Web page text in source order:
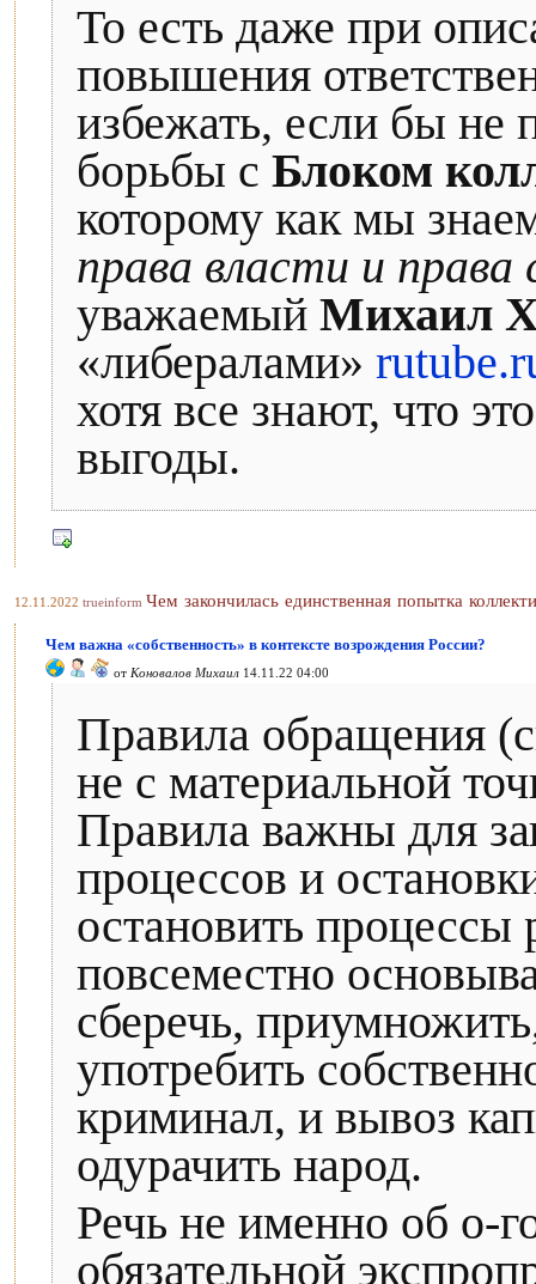
То есть даже при
повышения
избежать, если бы не
борьбы с Блоком
которому как мы
права власти и
уважаемый Михаил
«либералами»
хотя все знают, что
выгоды.
12.11.2022 trueinform Чем закончилась единственная попытка
Чем важна «собственность» в контексте возрождения России?
от Коновалов Михаил 14.11.22 04:00
Правила обращения
не с материальной
Правила важны для
процессов и
остановить
повсеместно
сберечь,
употребить
криминал, и вывоз
одурачить народ.
Речь не именно об о-
обязательной